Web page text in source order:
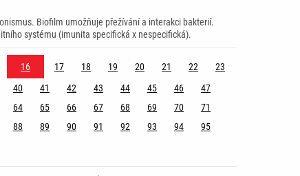
Biofilm umožňuje přežívání a interakci bakterií.
systému (imunita specifická x nespecifická).
16 17 18 19 20 21 22
23
40 41 42 43 44 45 46
47
64 65 66 67 68 69 70
71
88 89 90 91 92 93 94
95